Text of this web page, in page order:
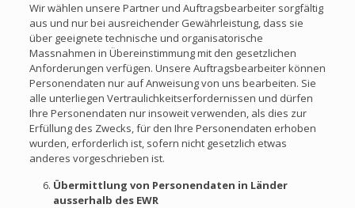
Wir wählen unsere Partner und Auftragsbearbeiter sorgfältig
aus und nur bei ausreichender Gewährleistung, dass sie
über geeignete technische und organisatorische
Massnahmen in Übereinstimmung mit den gesetzlichen
Anforderungen verfügen. Unsere Auftragsbearbeiter können
Personendaten nur auf Anweisung von uns bearbeiten. Sie
alle unterliegen Vertraulichkeitserfordernissen und dürfen
Ihre Personendaten nur insoweit verwenden, als dies zur
Erfüllung des Zwecks, für den Ihre Personendaten erhoben
wurden, erforderlich ist, sofern nicht gesetzlich etwas
anderes vorgeschrieben ist.
Übermittlung von Personendaten in Länder
ausserhalb des EWR